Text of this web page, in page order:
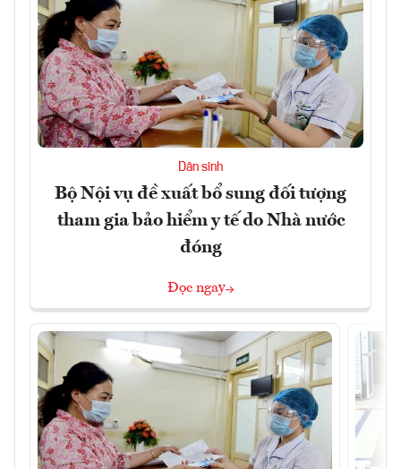
Dân sinh
Bộ Nội vụ đề xuất bổ sung đối tượng
tham gia bảo hiểm y tế do Nhà nước
đóng
Đọc ngay